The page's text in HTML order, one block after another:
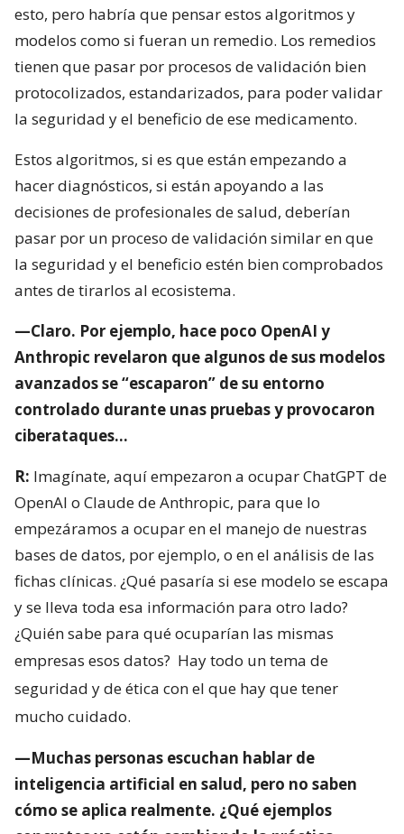
esto, pero habría que pensar estos algoritmos y
modelos como si fueran un remedio. Los remedios
tienen que pasar por procesos de validación bien
protocolizados, estandarizados, para poder validar
la seguridad y el beneficio de ese medicamento.
Estos algoritmos, si es que están empezando a
hacer diagnósticos, si están apoyando a las
decisiones de profesionales de salud, deberían
pasar por un proceso de validación similar en que
la seguridad y el beneficio estén bien comprobados
antes de tirarlos al ecosistema.
—Claro. Por ejemplo, hace poco OpenAI y
Anthropic revelaron que algunos de sus modelos
avanzados se “escaparon” de su entorno
controlado durante unas pruebas y provocaron
ciberataques…
R: Imagínate, aquí empezaron a ocupar ChatGPT de
OpenAI o Claude de Anthropic, para que lo
empezáramos a ocupar en el manejo de nuestras
bases de datos, por ejemplo, o en el análisis de las
fichas clínicas. ¿Qué pasaría si ese modelo se escapa
y se lleva toda esa información para otro lado?
¿Quién sabe para qué ocuparían las mismas
empresas esos datos? Hay todo un tema de
seguridad y de ética con el que hay que tener
mucho cuidado.
—Muchas personas escuchan hablar de
inteligencia artificial en salud, pero no saben
cómo se aplica realmente. ¿Qué ejemplos